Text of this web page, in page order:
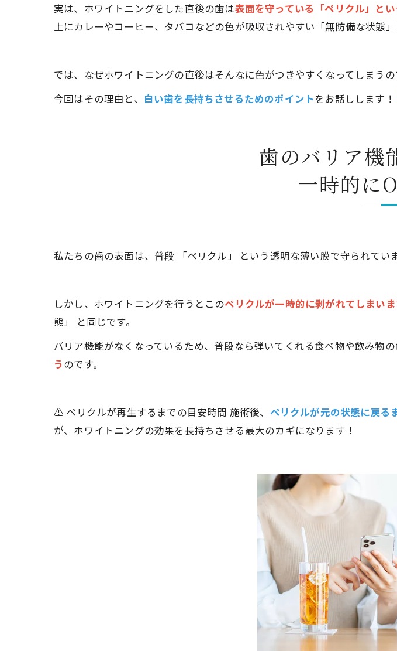
実は、ホワイトニングをした直後の歯は表面を守っている「ペリクル」と
上にカレーやコーヒー、タバコなどの色が吸収されやすい「無防備な状態
では、なぜホワイトニングの直後はそんなに色がつきやすくなってしまう
今回はその理由と、 白い歯を長持ちさせるためのポイントをお話しします！
歯のバリア機
一時的に
私たちの歯の表面は、普段 「ペリクル」 という透明な薄い膜で守られてい
しかし、ホワイトニングを行うとこのペリクルが一時的に剥がれてしまい
態」 と同じです。
バリア機能がなくなっているため、普段なら弾いてくれる食べ物や飲み物の
う のです。
⚠️ ペリクルが再生するまでの目安時間 施術後、 ペリクルが元の状態に戻る
が、ホワイトニングの効果を長持ちさせる最大のカギになります！